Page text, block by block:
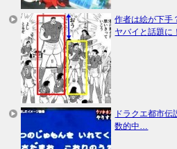
作者は絵が下手
ヤバイと話題に！
ドラクエ都市
数的中…